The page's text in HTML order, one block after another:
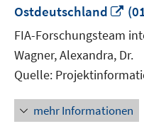
Ostdeutschland
In
FIA-Forschungsteam
Wagner, Alexandra, Dr.
Quelle:
mehr Informationen